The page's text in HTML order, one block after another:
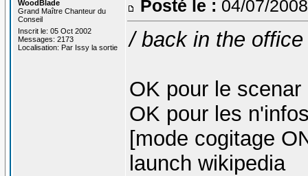
WoodBlade
Grand Maître Chanteur du
Conseil
Inscrit le: 05 Oct 2002
Messages: 2173
Localisation: Par Issy la sortie
Posté le : 04/07/
/ back in the office
OK pour le scenar
OK pour les
[mode cogitage
launch wikipedia